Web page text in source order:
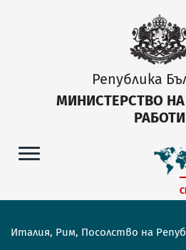
Република
МИНИСТЕРСТВО
РАБОТИ
Италия, Рим, Посолство на